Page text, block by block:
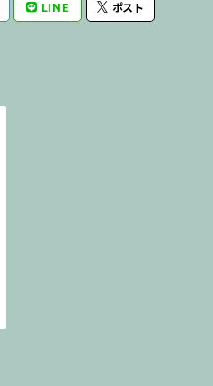
LINE ポスト